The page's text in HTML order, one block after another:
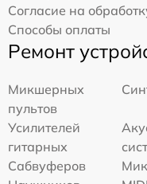
Согласие на
Способы оплаты
Ремонт
Микшерных
пультов
Усилителей
гитарных
Сабвуферов